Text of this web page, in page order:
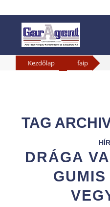
Kezdőlap faip
TAG
DRÁGA
GUMIS